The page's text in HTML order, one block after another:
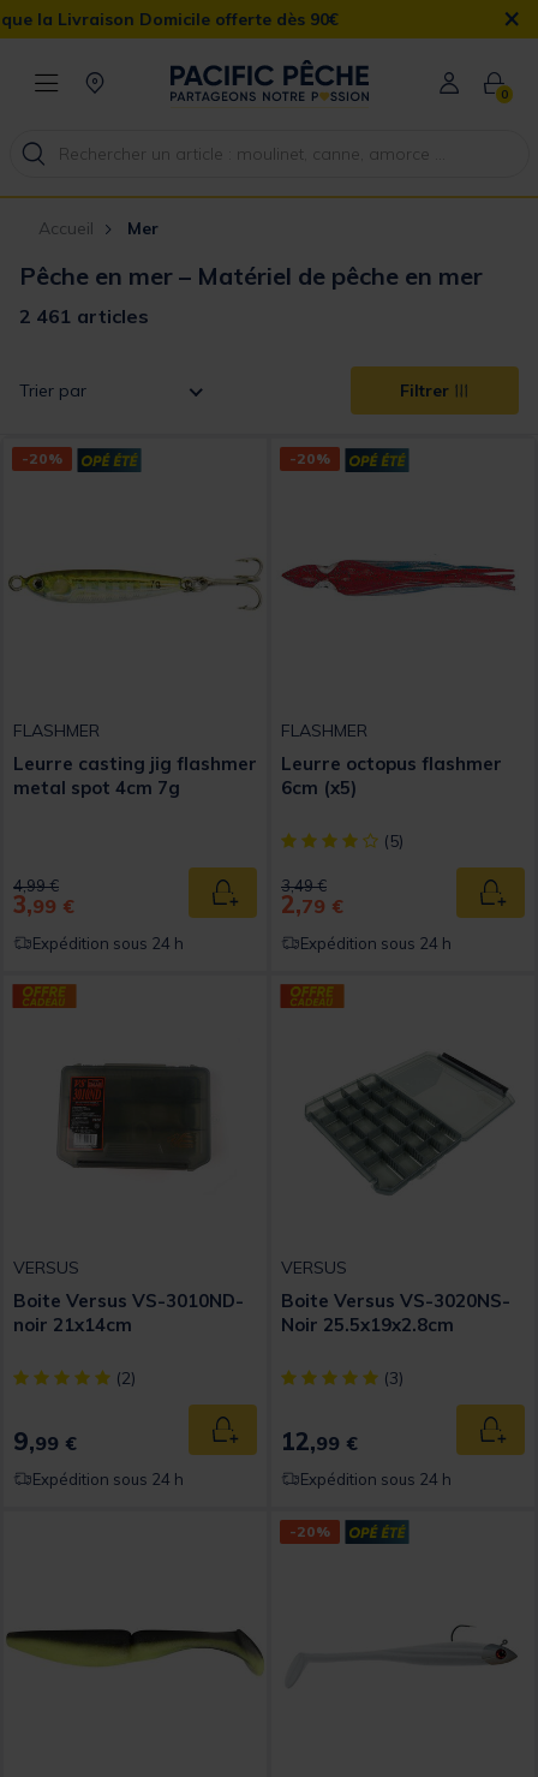
offerte dès 90€ ×
0
Accueil Mer
Pêche en mer – Matériel de pêche en mer
2 461 articles
Trier par Filtrer
-20%
FLASHMER
Leurre casting jig flashmer
metal spot 4cm 7g
Price reduced from
4,99 €to
3,99 € Ajouter au panier
Expédition sous 24 h
-20%
FLASHMER
Leurre octopus flashmer
6cm (x5)
[object Object] out of 5
(5)
Price reduced from
3,49 €to
2,79 €
Expédition sous 24 h
VERSUS
Boite Versus VS-3010ND-
noir 21x14cm
[object Object] out of 5 Customer Rating
(2)
9,99 € Ajouter au panier
Expédition sous 24 h
VERSUS
Boite Versus VS-3020NS-
Noir 25.5x19x2.8cm
[object Object] out of 5
(3)
12,99 €
Expédition sous 24 h
-20%